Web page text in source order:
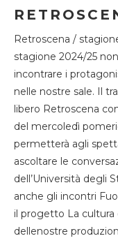
Retroscena /
stagione 2024/25
incontrare i
nelle nostre sale. Il
libero Retroscena
del mercoledì
permetterà agli
ascoltare le
dell’Università degli
anche gli incontri
il progetto La cultura
dellenostre